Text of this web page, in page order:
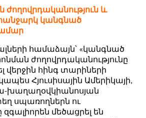
և
կանգնած
համաձայն՝ «կանգնած
ժողովրդականությունը
վերջին հինգ տարիների
Հյուսիսային Ամերիկայի,
խաղաղօվկիանոսյան
սպառողներն ու
մեծացրել են